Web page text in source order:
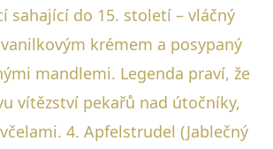
sahající do 15. století – vláčný
krémem a posypaný
mandlemi. Legenda praví, že
vítězství pekařů nad útočníky,
4. Apfelstrudel (Jablečný